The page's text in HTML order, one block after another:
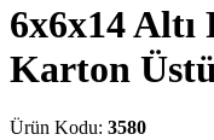
6x6x14
Karton
Ürün Kodu: 3580